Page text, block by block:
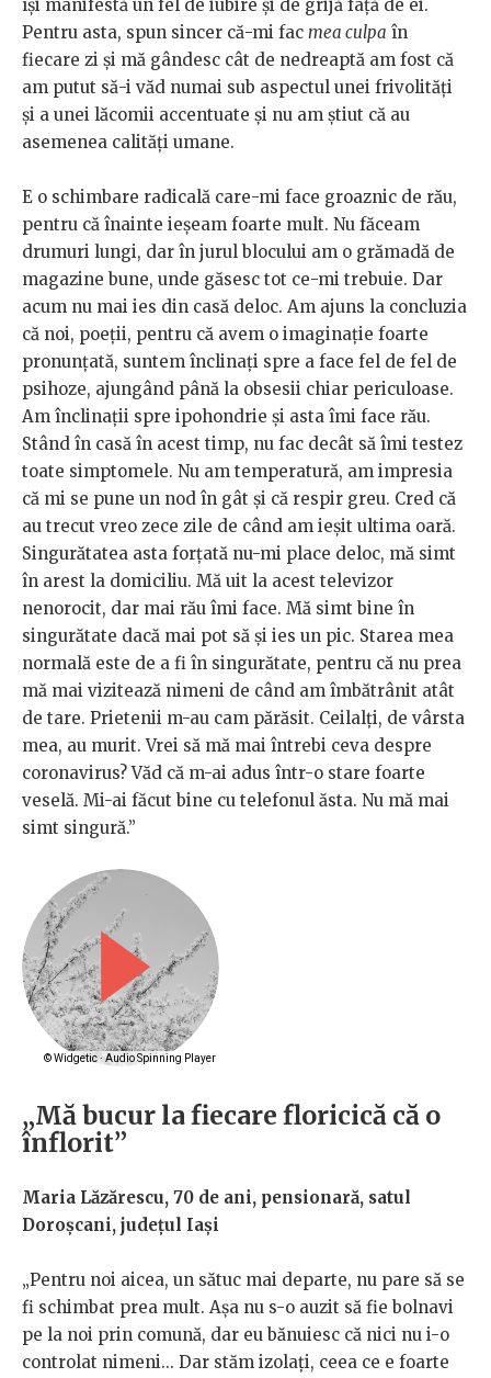
își manifestă un fel de iubire și de grijă față de ei.
Pentru asta, spun sincer că-mi fac mea culpa în
fiecare zi și mă gândesc cât de nedreaptă am fost că
am putut să-i văd numai sub aspectul unei frivolități
și a unei lăcomii accentuate și nu am știut că au
asemenea calități umane.
E o schimbare radicală care-mi face groaznic de rău,
pentru că înainte ieșeam foarte mult. Nu făceam
drumuri lungi, dar în jurul blocului am o grămadă de
magazine bune, unde găsesc tot ce-mi trebuie. Dar
acum nu mai ies din casă deloc. Am ajuns la concluzia
că noi, poeții, pentru că avem o imaginație foarte
pronunțată, suntem înclinați spre a face fel de fel de
psihoze, ajungând până la obsesii chiar periculoase.
Am înclinații spre ipohondrie și asta îmi face rău.
Stând în casă în acest timp, nu fac decât să îmi testez
toate simptomele. Nu am temperatură, am impresia
că mi se pune un nod în gât și că respir greu. Cred că
au trecut vreo zece zile de când am ieșit ultima oară.
Singurătatea asta forțată nu-mi place deloc, mă simt
în arest la domiciliu. Mă uit la acest televizor
nenorocit, dar mai rău îmi face. Mă simt bine în
singurătate dacă mai pot să și ies un pic. Starea mea
normală este de a fi în singurătate, pentru că nu prea
mă mai vizitează nimeni de când am îmbătrânit atât
de tare. Prietenii m-au cam părăsit. Ceilalți, de vârsta
mea, au murit. Vrei să mă mai întrebi ceva despre
coronavirus? Văd că m-ai adus într-o stare foarte
veselă. Mi-ai făcut bine cu telefonul ăsta. Nu mă mai
simt singură.”
„Mă bucur la fiecare floricică că o
înflorit”
Maria Lăzărescu, 70 de ani, pensionară, satul
Doroșcani, județul Iași
„Pentru noi aicea, un sătuc mai departe, nu pare să se
fi schimbat prea mult. Așa nu s-o auzit să fie bolnavi
pe la noi prin comună, dar eu bănuiesc că nici nu i-o
controlat nimeni... Dar stăm izolați, ceea ce e foarte